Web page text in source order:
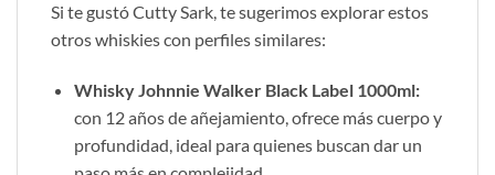
Si te gustó Cutty Sark, te sugerimos explorar estos
otros whiskies con perfiles similares:
Whisky Johnnie Walker Black Label 1000ml:
con 12 años de añejamiento, ofrece más cuerpo y
profundidad, ideal para quienes buscan dar un